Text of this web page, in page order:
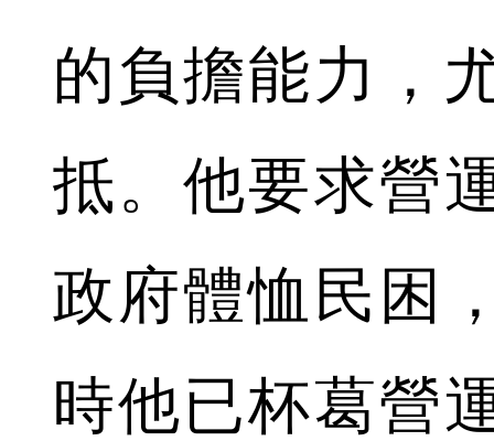
的負擔能力，
抵。他要求營
政府體恤民困
時他已杯葛營